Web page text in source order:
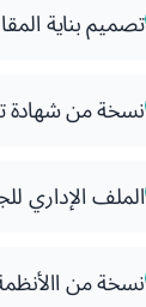
تصميم بناية
نسخة من شهادة
الملف الإداري
نسخة من